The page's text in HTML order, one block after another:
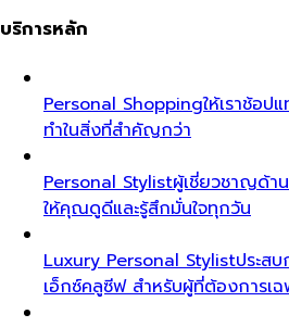
บริการหลัก
Personal Shoppingให้เราช้อ
ทำในสิ่งที่สำคัญกว่า
Personal Stylistผู้เชี่ยวชาญด้
ให้คุณดูดีและรู้สึกมั่นใจทุกวัน
Luxury Personal Stylistประส
เอ็กซ์คลูซีฟ สำหรับผู้ที่ต้องการเ